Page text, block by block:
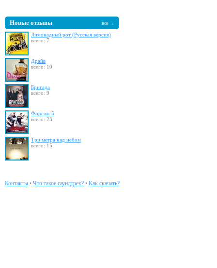
Новые отзывы все →
Лимонадный рот (Русская версия)
всего: 7
Драйв
всего: 10
Бригада
всего: 9
Форсаж 5
всего: 23
Три метра над небом
всего: 15
Контакты • Что такое саундтрек? • Как скачать?